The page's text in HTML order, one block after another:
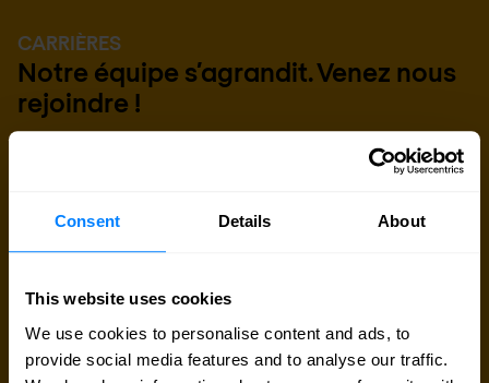
Consent Details About
This website uses cookies
We use cookies to personalise content and ads, to
provide social media features and to analyse our traffic.
CARRIÈRES
Notre équipe s’agrandit. Venez nous
rejoindre !
C'est tellement stimulant de travailler sur quelque
que vous appréciez. C'est ce que nous ressentons
chez Nomios et ce que nous voulons susciter pour
les entreprises et les employés du monde entier.
Nous rejoindre